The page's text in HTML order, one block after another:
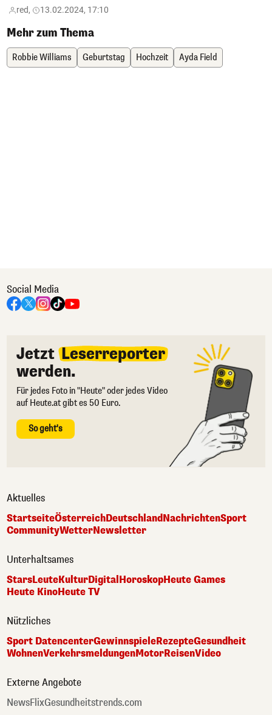
red, 13.02.2024, 17:10
Mehr zum Thema
Robbie Williams Geburtstag Hochzeit Ayda Field
Social Media
Jetzt Leserreporter
werden.
Für jedes Foto in "Heute" oder jedes Video
auf Heute.at gibt es 50 Euro.
So geht's
Aktuelles
StartseiteÖsterreichDeutschlandNachrichtenSport
CommunityWetterNewsletter
Unterhaltsames
StarsLeuteKulturDigital HoroskopHeute Games
Heute KinoHeute TV
Nützliches
Sport DatencenterGewinnspieleRezepteGesundheit
WohnenVerkehrsmeldungenMotorReisenVideo
Externe Angebote
NewsFlixGesundheitstrends.com